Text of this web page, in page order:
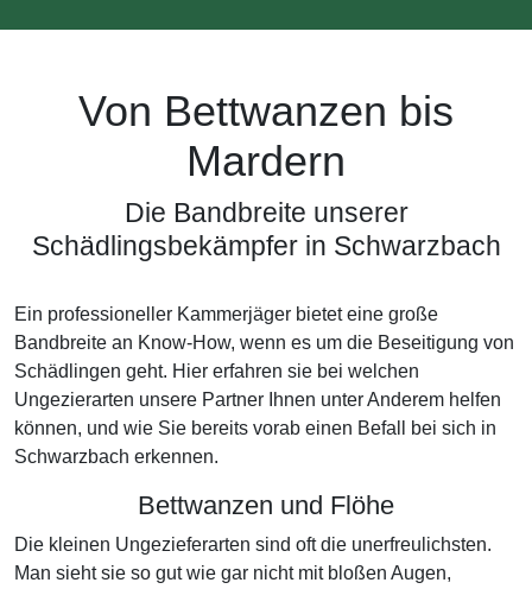
Von Bettwanzen bis
Mardern
Die Bandbreite unserer
Schädlingsbekämpfer in Schwarzbach
Ein professioneller Kammerjäger bietet eine große
Bandbreite an Know-How, wenn es um die Beseitigung von
Schädlingen geht. Hier erfahren sie bei welchen
Ungezierarten unsere Partner Ihnen unter Anderem helfen
können, und wie Sie bereits vorab einen Befall bei sich in
Schwarzbach erkennen.
Bettwanzen und Flöhe
Die kleinen Ungezieferarten sind oft die unerfreulichsten.
Man sieht sie so gut wie gar nicht mit bloßen Augen,